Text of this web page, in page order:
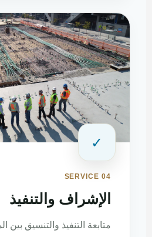
✓
SERVICE 04
الإشراف والتنفيذ
متابعة التنفيذ والتنسيق بين